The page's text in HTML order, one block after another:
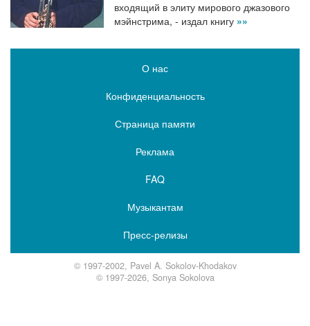
входящий в элиту мирового джазового
мэйнстрима, - издал книгу »»
О нас
Конфиденциальность
Страница памяти
Реклама
FAQ
Музыкантам
Пресс-релизы
© 1997-2002, Pavel A. Sokolov-Khodakov
© 1997-2026, Sonya Sokolova